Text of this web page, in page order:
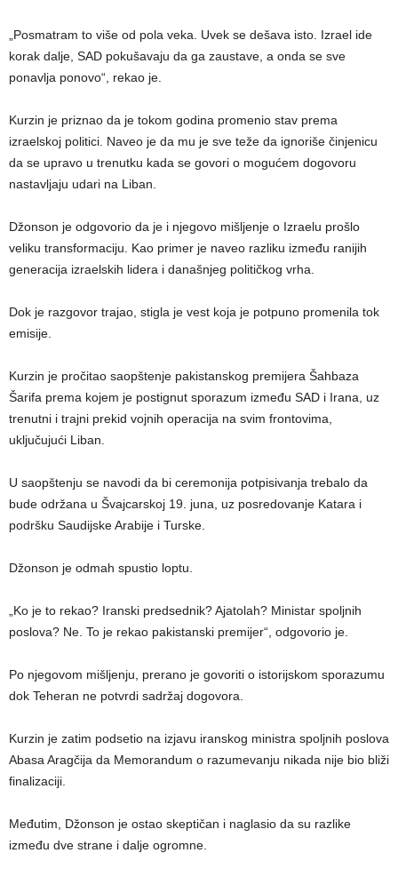
„Posmatram to više od pola veka. Uvek se dešava isto. Izrael ide
korak dalje, SAD pokušavaju da ga zaustave, a onda se sve
ponavlja ponovo“, rekao je.
Kurzin je priznao da je tokom godina promenio stav prema
izraelskoj politici. Naveo je da mu je sve teže da ignoriše činjenicu
da se upravo u trenutku kada se govori o mogućem dogovoru
nastavljaju udari na Liban.
Džonson je odgovorio da je i njegovo mišljenje o Izraelu prošlo
veliku transformaciju. Kao primer je naveo razliku između ranijih
generacija izraelskih lidera i današnjeg političkog vrha.
Dok je razgovor trajao, stigla je vest koja je potpuno promenila tok
emisije.
Kurzin je pročitao saopštenje pakistanskog premijera Šahbaza
Šarifa prema kojem je postignut sporazum između SAD i Irana, uz
trenutni i trajni prekid vojnih operacija na svim frontovima,
uključujući Liban.
U saopštenju se navodi da bi ceremonija potpisivanja trebalo da
bude održana u Švajcarskoj 19. juna, uz posredovanje Katara i
podršku Saudijske Arabije i Turske.
Džonson je odmah spustio loptu.
„Ko je to rekao? Iranski predsednik? Ajatolah? Ministar spoljnih
poslova? Ne. To je rekao pakistanski premijer“, odgovorio je.
Po njegovom mišljenju, prerano je govoriti o istorijskom sporazumu
dok Teheran ne potvrdi sadržaj dogovora.
Kurzin je zatim podsetio na izjavu iranskog ministra spoljnih poslova
Abasa Aragčija da Memorandum o razumevanju nikada nije bio bliži
finalizaciji.
Međutim, Džonson je ostao skeptičan i naglasio da su razlike
između dve strane i dalje ogromne.